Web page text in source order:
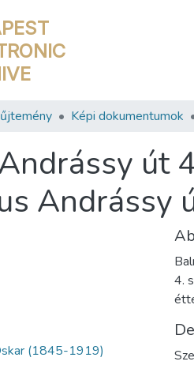
Képi dokumentumok
út
Andrássy
(1845-1919)
4.